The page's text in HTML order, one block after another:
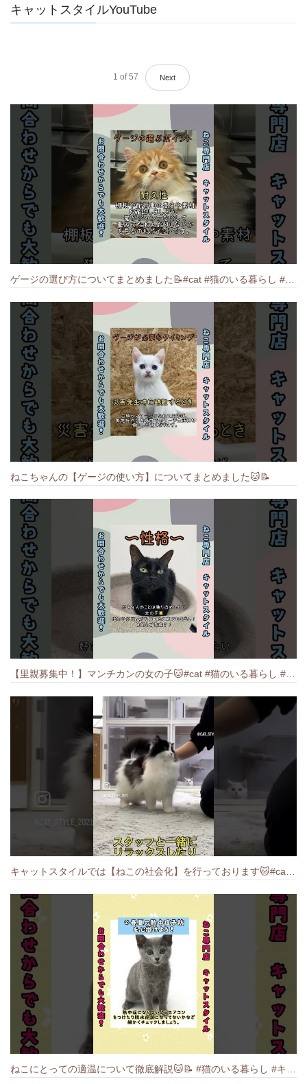
キャットスタイルYouTube
1 of 57 Next
ねこちゃんの【ゲージの使い方】についてまとめました️🐱📝
【里親募集中！】マンチカンの女の子🐱#cat #猫のいる暮らし #ねこ #munchkin #里親募集中